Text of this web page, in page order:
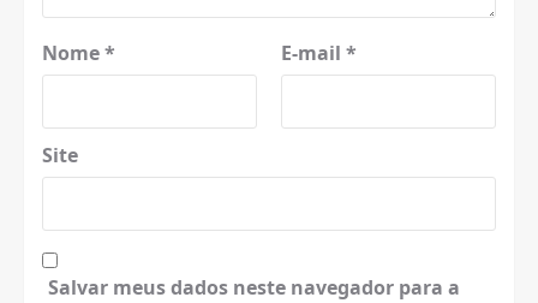
Nome* E-mail *
Site
Salvar meus dados neste navegador para a